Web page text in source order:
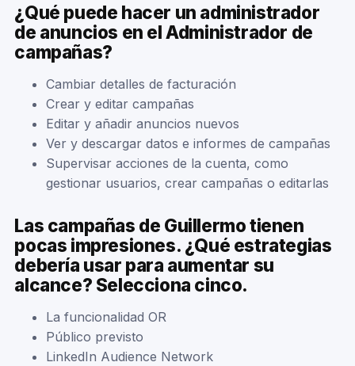
¿Qué puede hacer un administrador
de anuncios en el Administrador de
campañas?
Cambiar detalles de facturación
Crear y editar campañas
Editar y añadir anuncios nuevos
Ver y descargar datos e informes de campañas
Supervisar acciones de la cuenta, como
gestionar usuarios, crear campañas o editarlas
Las campañas de Guillermo tienen
pocas impresiones. ¿Qué estrategias
debería usar para aumentar su
alcance? Selecciona cinco.
La funcionalidad OR
Público previsto
LinkedIn Audience Network